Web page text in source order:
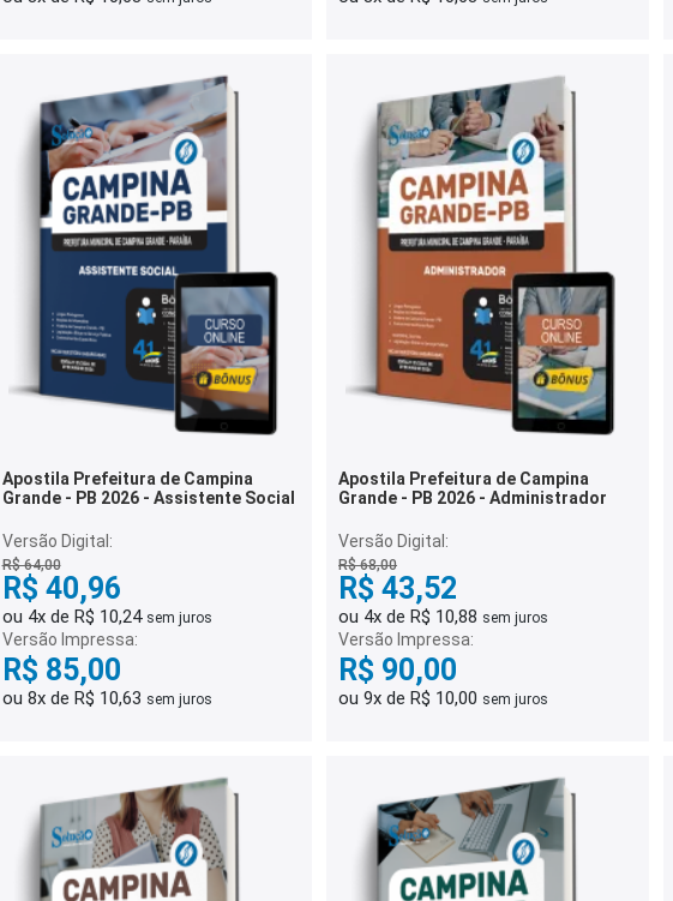
Apostila Prefeitura de Campina
Grande - PB 2026 - Assistente Social
Versão Digital:
R$ 64,00
R$ 40,96
ou 4x de R$ 10,24 sem juros
Versão Impressa:
R$ 85,00
ou 8x de R$ 10,63 sem juros
Apostila Prefeitura de Campina
Grande - PB 2026 - Administrador
Versão Digital:
R$ 68,00
R$ 43,52
ou 4x de R$ 10,88 sem juros
Versão Impressa:
R$ 90,00
ou 9x de R$ 10,00 sem juros